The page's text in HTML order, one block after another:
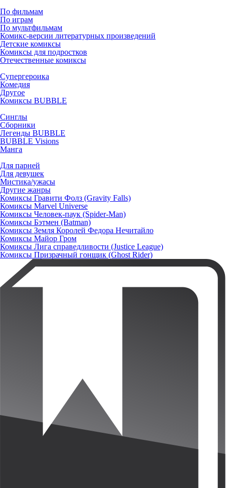
По фильмам
По играм
По мультфильмам
Комикс-версии литературных произведений
Детские комиксы
Комиксы для подростков
Отечественные комиксы
Супергероика
Комедия
Другое
Комиксы BUBBLE
Синглы
Сборники
Легенды BUBBLE
BUBBLE Visions
Манга
Для парней
Для девушек
Мистика/ужасы
Другие жанры
Комиксы Гравити Фолз (Gravity Falls)
Комиксы Marvel Universe
Комиксы Человек-паук (Spider-Man)
Комиксы Бэтмен (Batman)
Комиксы Земля Королей Федора Нечитайло
Комиксы Майор Гром
Комиксы Лига справедливости (Justice League)
Комиксы Призрачный гонщик (Ghost Rider)